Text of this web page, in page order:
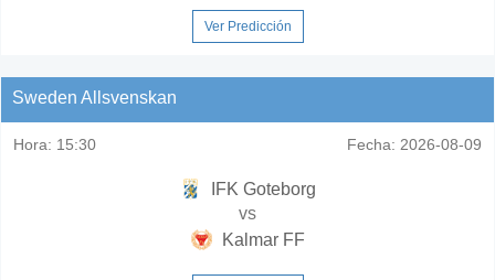
Ver Predicción
Sweden Allsvenskan
Hora: 15:30 Fecha: 2026-08-09
IFK Goteborg
vs
Kalmar FF